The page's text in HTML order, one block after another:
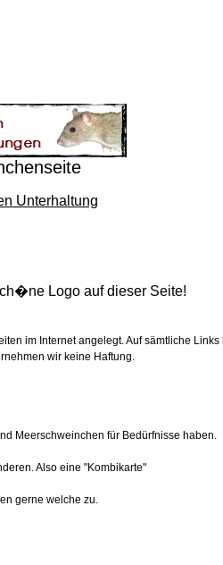
Logo auf dieser Seite!
im Internet angelegt. Auf sämtliche Links
wir keine Haftung.
Meerschweinchen für Bedürfnisse haben.
Also eine "Kombikarte"
gerne welche zu.